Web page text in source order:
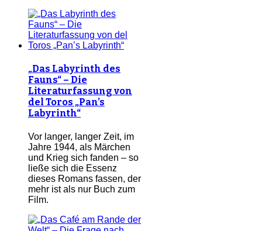
„Das Labyrinth des
Fauns“ – Die
Literaturfassung von
del Toros „Pan’s
Labyrinth“
Vor langer, langer Zeit, im
Jahre 1944, als Märchen
und Krieg sich fanden – so
ließe sich die Essenz
dieses Romans fassen, der
mehr ist als nur Buch zum
Film.